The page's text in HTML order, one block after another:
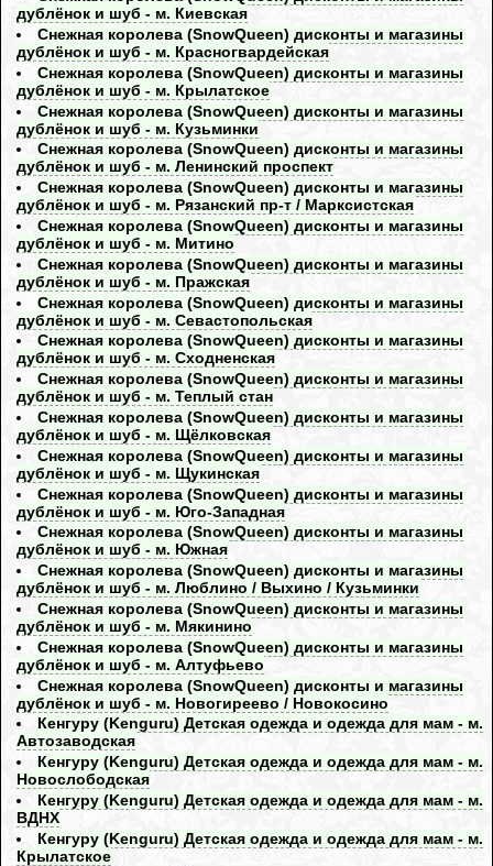
дублёнок и шуб - м. Киевская
Снежная королева (SnowQueen) дисконты и магазины
дублёнок и шуб - м. Красногвардейская
Снежная королева (SnowQueen) дисконты и магазины
дублёнок и шуб - м. Крылатское
Снежная королева (SnowQueen) дисконты и магазины
дублёнок и шуб - м. Кузьминки
Снежная королева (SnowQueen) дисконты и магазины
дублёнок и шуб - м. Ленинский проспект
Снежная королева (SnowQueen) дисконты и магазины
дублёнок и шуб - м. Рязанский пр-т / Марксистская
Снежная королева (SnowQueen) дисконты и магазины
дублёнок и шуб - м. Митино
Снежная королева (SnowQueen) дисконты и магазины
дублёнок и шуб - м. Пражская
Снежная королева (SnowQueen) дисконты и магазины
дублёнок и шуб - м. Севастопольская
Снежная королева (SnowQueen) дисконты и магазины
дублёнок и шуб - м. Сходненская
Снежная королева (SnowQueen) дисконты и магазины
дублёнок и шуб - м. Теплый стан
Снежная королева (SnowQueen) дисконты и магазины
дублёнок и шуб - м. Щёлковская
Снежная королева (SnowQueen) дисконты и магазины
дублёнок и шуб - м. Щукинская
Снежная королева (SnowQueen) дисконты и магазины
дублёнок и шуб - м. Юго-Западная
Снежная королева (SnowQueen) дисконты и магазины
дублёнок и шуб - м. Южная
Снежная королева (SnowQueen) дисконты и магазины
дублёнок и шуб - м. Люблино / Выхино / Кузьминки
Снежная королева (SnowQueen) дисконты и магазины
дублёнок и шуб - м. Мякинино
Снежная королева (SnowQueen) дисконты и магазины
дублёнок и шуб - м. Алтуфьево
Снежная королева (SnowQueen) дисконты и магазины
дублёнок и шуб - м. Новогиреево / Новокосино
Кенгуру (Kenguru) Детская одежда и одежда для мам - м.
Автозаводская
Кенгуру (Kenguru) Детская одежда и одежда для мам - м.
Новослободская
Кенгуру (Kenguru) Детская одежда и одежда для мам - м.
ВДНХ
Кенгуру (Kenguru) Детская одежда и одежда для мам - м.
Крылатское